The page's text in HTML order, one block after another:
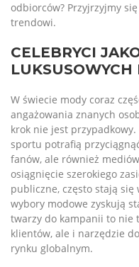
odbiorców? Przyjrzyjmy
trendowi.
CELEBRYCI
LUKSUSOWYCH
W świecie mody coraz
angażowania znanych
krok nie jest
sportu potrafią
fanów, ale również
osiągnięcie szerokiego
publiczne, często stają
wybory modowe zyskują
twarzy do kampanii to nie
klientów, ale i narzędzie
rynku globalnym.